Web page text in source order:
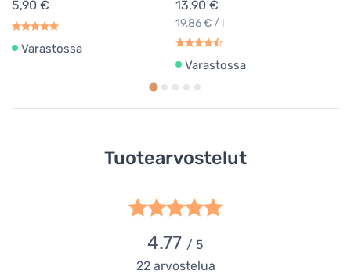
5,90 €
Varastossa
13,90 €
19,86 € / l
Varastossa
Tuotearvostelut
4.77 / 5
22arvostelua